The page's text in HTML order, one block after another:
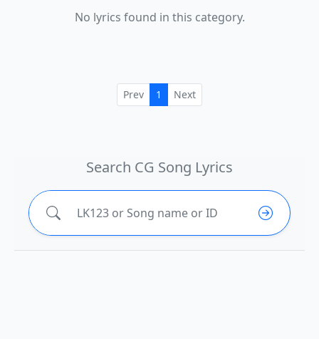
No lyrics found in this category.
Prev 1 Next
Search CG Song Lyrics